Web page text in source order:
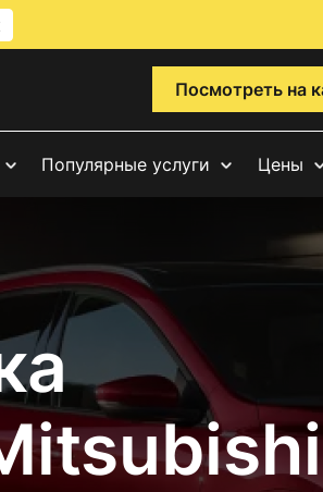
Посмотреть на
Популярные услуги Цены